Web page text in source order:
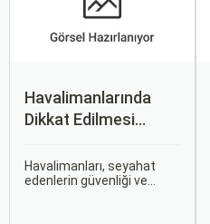
Havalimanlarında
Dikkat Edilmesi
Havalimanları, seyahat
edenlerin güvenliği ve